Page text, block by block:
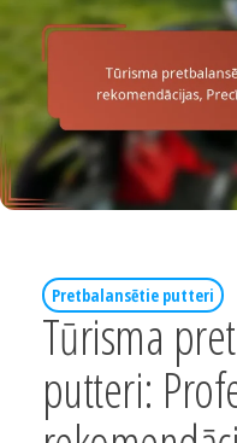
Pretbalansētie putteri
Tūrisma
putteri: